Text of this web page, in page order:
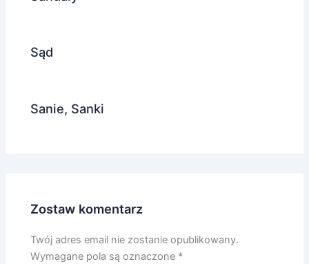
Sąd
Sanie, Sanki
Zostaw komentarz
Twój adres email nie zostanie opublikowany.
Wymagane pola są oznaczone *